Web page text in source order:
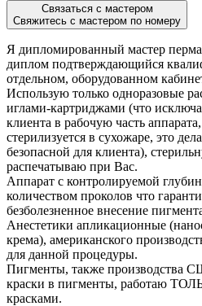
Связаться с мастером
Свяжитесь с мастером по номеру
Я дипломированный мастер
диплом подтверждающийся
отдельном, оборудованном
Использую только одноразовые
иглами-картриджами (что
клиента в рабочую часть
стерилизуется в сухожаре, это
безопасной для клиента),
распечатываю при Вас.
Аппарат с контролируемой
количеством проколов что
безболезненное внесение
Анестетики апликационные
крема), американского
для данной процедуры.
Пигменты, также производства
краски в пигменты, работаю
красками.